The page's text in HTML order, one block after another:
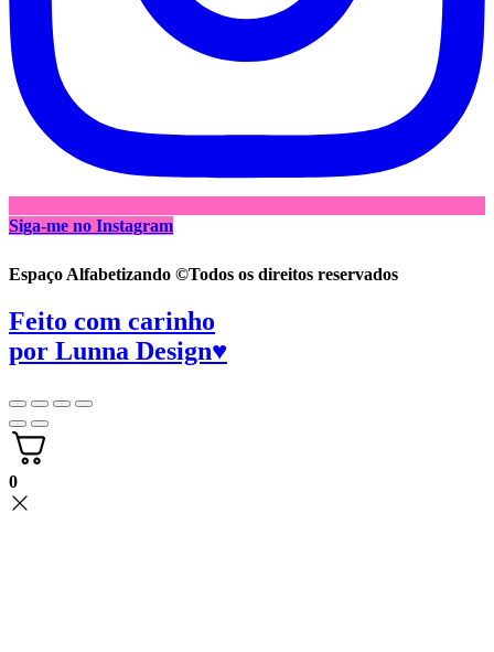
Siga-me no Instagram
Espaço Alfabetizando ©Todos os direitos reservados
Feito com carinho
por Lunna Design♥
0